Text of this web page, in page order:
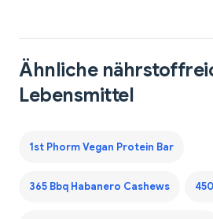
Ähnliche
Lebensmittel
1st Phorm Vegan Protein Bar
365 Bbq Habanero Cashews